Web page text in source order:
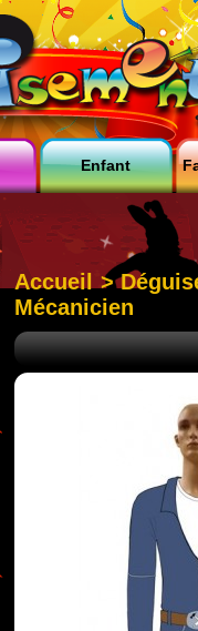
Enfant
Accueil >
Mécanicien